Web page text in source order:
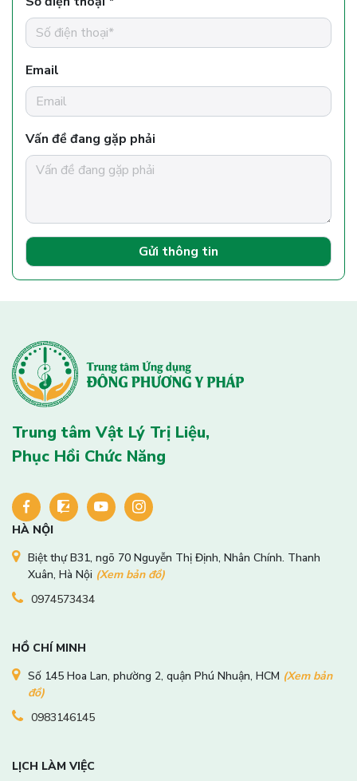
Email
Vấn đề đang gặp phải
Gửi thông tin
Trung tâm Vật Lý Trị Liệu,
Phục Hồi Chức Năng
HÀ NỘI
Biệt thự B31, ngõ 70 Nguyễn Thị Định, Nhân Chính. Thanh
Xuân, Hà Nội (Xem bản đồ)
0974573434
HỒ CHÍ MINH
Số 145 Hoa Lan, phường 2, quận Phú Nhuận, HCM (Xem bản
đồ)
0983146145
LỊCH LÀM VIỆC